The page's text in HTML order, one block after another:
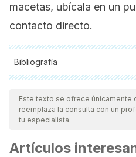
macetas, ubícala en un
contacto directo.
Bibliografía
Todas las fuentes citadas
nuestro equipo, para asegurar
vigencia y validez.La
científica.
Este texto se ofrece
reemplaza la consulta con un
tu especialista.
Artículos